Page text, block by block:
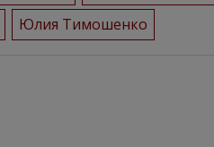
Юлия Тимошенко